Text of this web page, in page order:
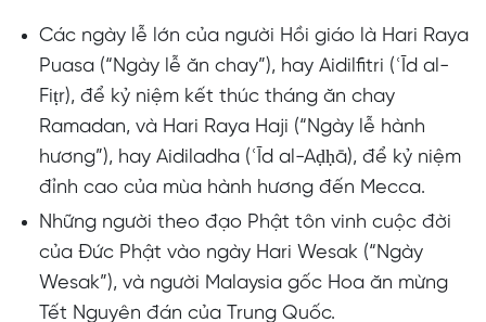
Các ngày lễ lớn của người Hồi giáo là Hari Raya
Puasa (“Ngày lễ ăn chay”), hay Aidilfitri (ʿĪd al-
Fiṭr), để kỷ niệm kết thúc tháng ăn chay
Ramadan, và Hari Raya Haji (“Ngày lễ hành
hương”), hay Aidiladha (ʿĪd al-Aḍḥā), để kỷ niệm
đỉnh cao của mùa hành hương đến Mecca.
Những người theo đạo Phật tôn vinh cuộc đời
của Đức Phật vào ngày Hari Wesak (“Ngày
Wesak”), và người Malaysia gốc Hoa ăn mừng
Tết Nguyên đán của Trung Quốc.